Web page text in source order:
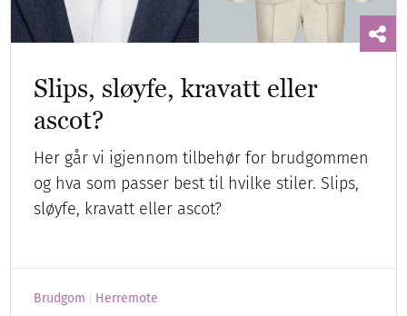
Slips, sløyfe, kravatt eller
ascot?
Her går vi igjennom tilbehør for brudgommen
og hva som passer best til hvilke stiler. Slips,
sløyfe, kravatt eller ascot?
Brudgom Herremote